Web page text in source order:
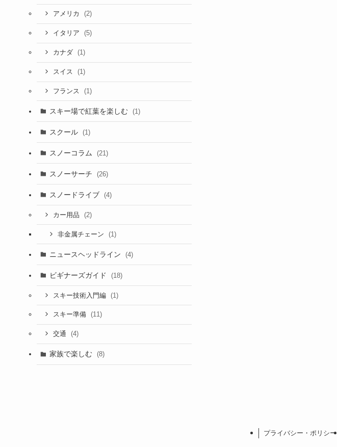
アメリカ (2)
イタリア (5)
カナダ (1)
スイス (1)
フランス (1)
スキー場で紅葉を楽しむ (1)
スクール (1)
スノーコラム (21)
スノーサーチ (26)
スノードライブ (4)
カー用品 (2)
非金属チェーン (1)
ニュースヘッドライン (4)
ビギナーズガイド (18)
スキー技術入門編 (1)
スキー準備 (11)
交通 (4)
家族で楽しむ (8)
プライバシー・ポリシー